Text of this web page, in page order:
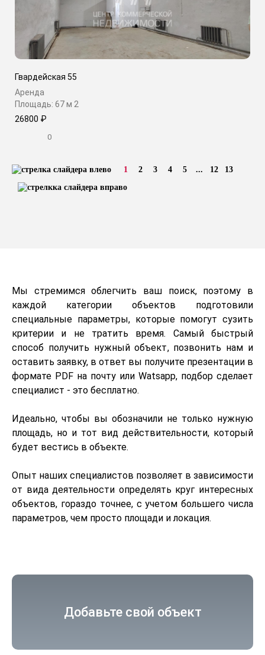
Гвардейская 55
Аренда
Площадь: 67 м 2
26800 ₽
0
1 2 3 4 5 ... 12 13
Мы стремимся облегчить ваш поиск, поэтому в
каждой категории объектов подготовили
специальные параметры, которые помогут сузить
критерии и не тратить время. Самый быстрый
способ получить нужный объект, позвонить нам и
оставить заявку, в ответ вы получите презентации в
формате PDF на почту или Watsapp, подбор сделает
специалист - это бесплатно.
Идеально, чтобы вы обозначили не только нужную
площадь, но и тот вид действительности, который
будет вестись в объекте.
Опыт наших специалистов позволяет в зависимости
от вида деятельности определять круг интересных
объектов, гораздо точнее, с учетом большего числа
параметров, чем просто площади и локация.
Добавьте свой объект